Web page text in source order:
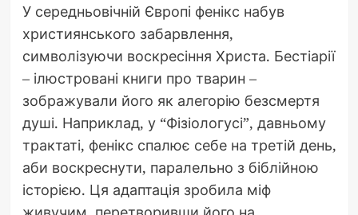
У середньовічній Європі фенікс набув
християнського забарвлення,
символізуючи воскресіння Христа. Бестіарії
– ілюстровані книги про тварин –
зображували його як алегорію безсмертя
душі. Наприклад, у “Фізіологусі”, давньому
трактаті, фенікс спалює себе на третій день,
аби воскреснути, паралельно з біблійною
історією. Ця адаптація зробила міф